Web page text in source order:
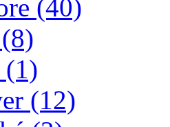
(40)
(8)
(1)
(12)